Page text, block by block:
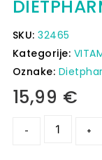
SKU:32465
Kategorije:
Oznake:
15,99 €
- +